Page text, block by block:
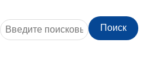
Поиск